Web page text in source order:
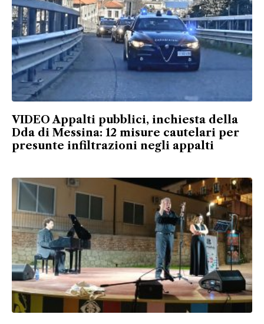
VIDEO Appalti pubblici, inchiesta della
Dda di Messina: 12 misure cautelari per
presunte infiltrazioni negli appalti